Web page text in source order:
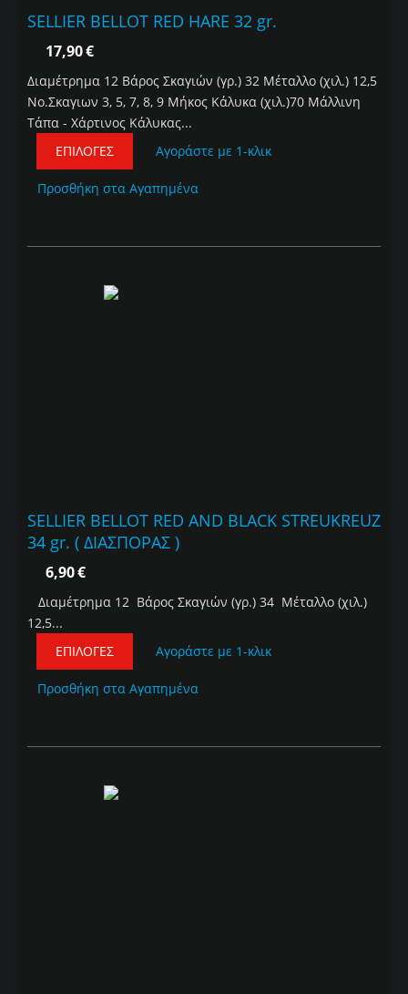
SELLIER BELLOT RED HARE 32 gr.
17,90€
Διαμέτρημα 12 Βάρος Σκαγιών (γρ.) 32 Μέταλλο (χιλ.) 12,5
Νο.Σκαγιων 3, 5, 7, 8, 9 Μήκος Κάλυκα (χιλ.)70 Μάλλινη
Τάπα - Χάρτινος Κάλυκας...
ΕΠΙΛΟΓΈΣ
Αγοράστε με 1-κλικ
Προσθήκη στα Αγαπημένα
SELLIER BELLOT RED AND BLACK STREUKREUZ
34 gr. ( ΔΙΑΣΠΟΡΑΣ )
6,90€
Διαμέτρημα 12 Βάρος Σκαγιών (γρ.) 34 Μέταλλο (χιλ.)
12,5...
ΕΠΙΛΟΓΈΣ
Αγοράστε με 1-κλικ
Προσθήκη στα Αγαπημένα